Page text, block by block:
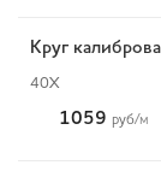
Круг
40Х
1059 руб/м